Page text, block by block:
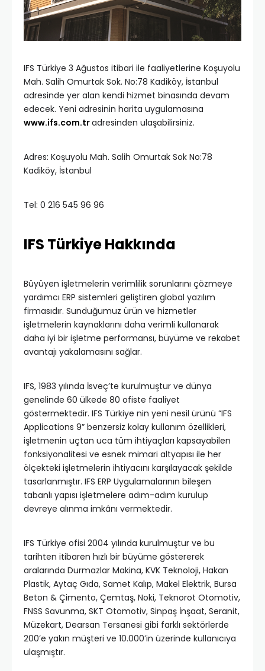
IFS Türkiye 3 Ağustos itibari ile faaliyetlerine Koşuyolu
Mah. Salih Omurtak Sok. No:78 Kadiköy, İstanbul
adresinde yer alan kendi hizmet binasında devam
edecek. Yeni adresinin harita uygulamasına
www.ifs.com.tradresinden ulaşabilirsiniz.
Adres: Koşuyolu Mah. Salih Omurtak Sok No:78
Kadiköy, İstanbul
Tel: 0 216 545 96 96
IFS Türkiye Hakkında
Büyüyen işletmelerin verimlilik sorunlarını çözmeye
yardımcı ERP sistemleri geliştiren global yazılım
firmasıdır. Sunduğumuz ürün ve hizmetler
işletmelerin kaynaklarını daha verimli kullanarak
daha iyi bir işletme performansı, büyüme ve rekabet
avantajı yakalamasını sağlar.
IFS, 1983 yılında İsveç’te kurulmuştur ve dünya
genelinde 60 ülkede 80 ofiste faaliyet
göstermektedir. IFS Türkiye nin yeni nesil ürünü “IFS
Applications 9” benzersiz kolay kullanım özellikleri,
işletmenin uçtan uca tüm ihtiyaçları kapsayabilen
fonksiyonalitesi ve esnek mimari altyapısı ile her
ölçekteki işletmelerin ihtiyacını karşılayacak şekilde
tasarlanmıştır. IFS ERP Uygulamalarının bileşen
tabanlı yapısı işletmelere adım-adım kurulup
devreye alınma imkânı vermektedir.
IFS Türkiye ofisi 2004 yılında kurulmuştur ve bu
tarihten itibaren hızlı bir büyüme göstererek
aralarında Durmazlar Makina, KVK Teknoloji, Hakan
Plastik, Aytaç Gıda, Samet Kalıp, Makel Elektrik, Bursa
Beton & Çimento, Çemtaş, Noki, Teknorot Otomotiv,
FNSS Savunma, SKT Otomotiv, Sinpaş İnşaat, Seranit,
Müzekart, Dearsan Tersanesi gibi farklı sektörlerde
200’e yakın müşteri ve 10.000’in üzerinde kullanıcıya
ulaşmıştır.